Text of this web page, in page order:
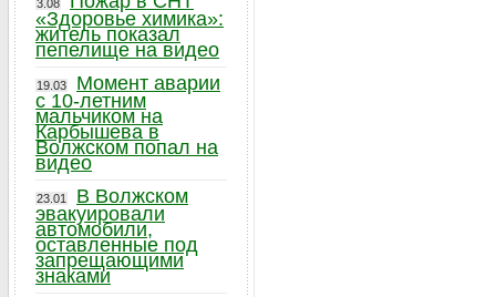
3.08
«Здоровье химика»:
житель показал
пепелище на видео
19.03
Момент аварии
с 10-летним
мальчиком на
Карбышева в
Волжском попал на
видео
23.01
В Волжском
эвакуировали
автомобили,
оставленные под
запрещающими
знаками